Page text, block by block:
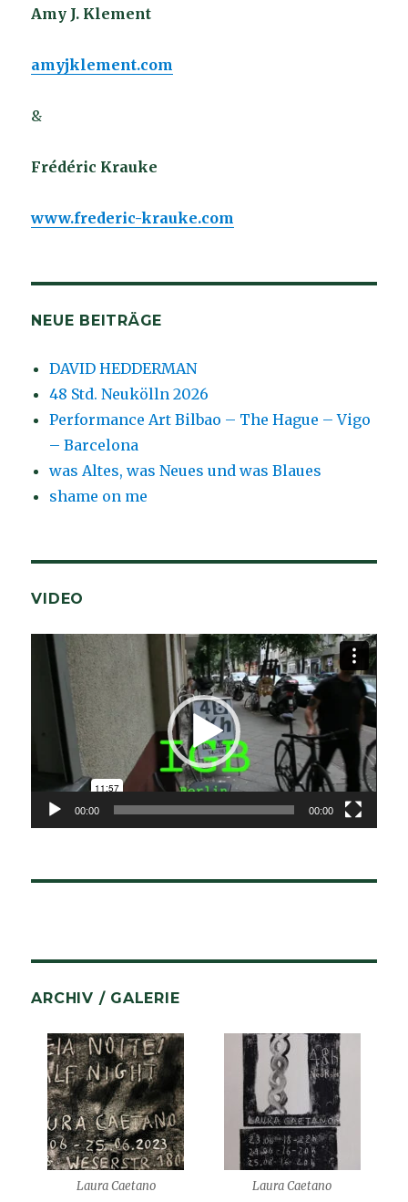
Amy J. Klement
amyjklement.com
&
Frédéric Krauke
www.frederic-krauke.com
NEUE BEITRÄGE
DAVID HEDDERMAN
48 Std. Neukölln 2026
Performance Art Bilbao – The Hague – Vigo
– Barcelona
was Altes, was Neues und was Blaues
shame on me
VIDEO
Video-
Player
00:00 00:00
ARCHIV / GALERIE
Laura Caetano Laura Caetano